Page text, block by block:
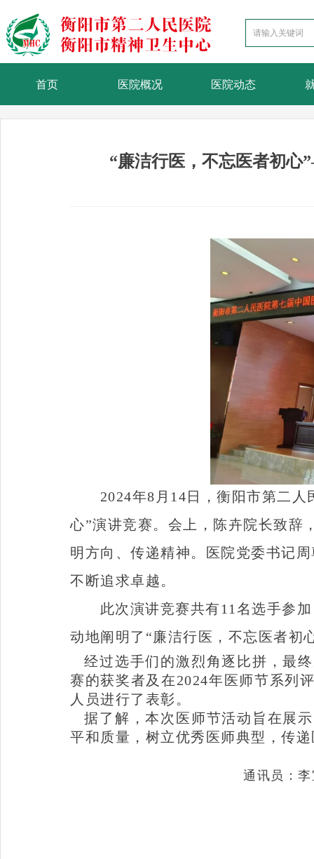
首页 医院概况 医院动态
“廉洁行医，不忘医者初
2024年8月14日，衡阳市第二
心”演讲竞赛。会上，陈卉院长致辞
明方向、传递精神。医院党委书记
不断追求卓越。
此次演讲竞赛共有11名选手参
动地阐明了“廉洁行医，不忘医者初
经过选手们的激烈角逐比拼，最
赛的获奖者及在2024年医师节系列
人员进行了表彰。
据了解，本次医师节活动旨在展
平和质量，树立优秀医师典型，传
通讯员：